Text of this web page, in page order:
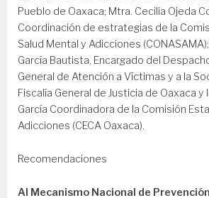
Pueblo de Oaxaca; Mtra. Cecilia Ojeda
Coordinación de estrategias de la
Salud Mental y Adicciones
García Bautista, Encargado del
General de Atención a Víctimas y a la
Fiscalía General de Justicia de Oaxaca y
García Coordinadora de la Comisión
Adicciones (CECA Oaxaca).
Recomendaciones
Al Mecanismo Nacional de